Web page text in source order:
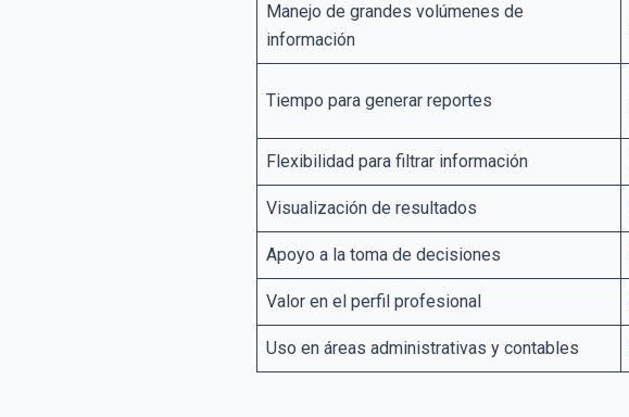
Manejo de grandes volúmenes de
información
Tiempo para generar reportes
Flexibilidad para filtrar información
Visualización de resultados
Apoyo a la toma de decisiones
Valor en el perfil profesional
Uso en áreas administrativas y contables